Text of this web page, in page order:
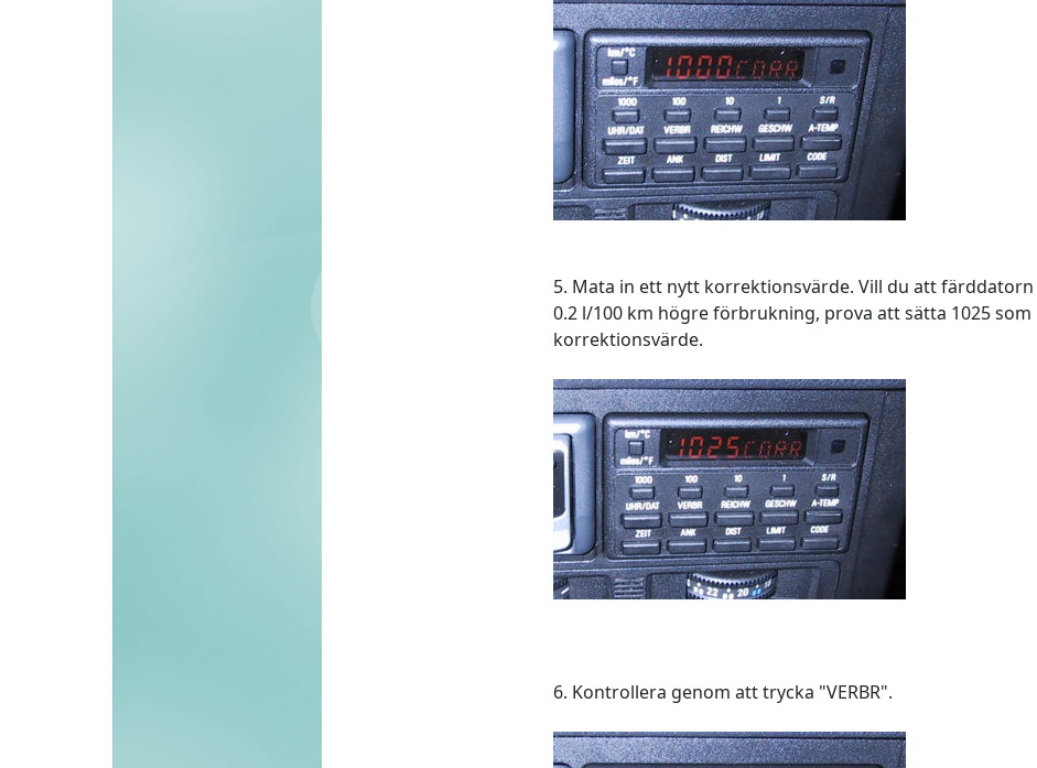
5. Mata in ett nytt korrektionsvärde. Vill du att färddatorn
0.2 l/100 km högre förbrukning, prova att sätta 1025 som
korrektionsvärde.
6. Kontrollera genom att trycka "VERBR".